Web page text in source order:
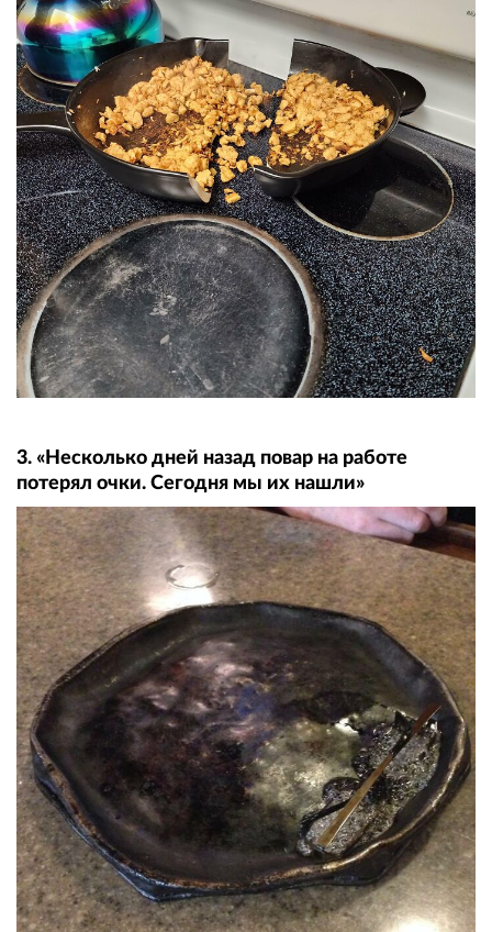
3. «Несколько дней назад повар на работе
потерял очки. Сегодня мы их нашли»